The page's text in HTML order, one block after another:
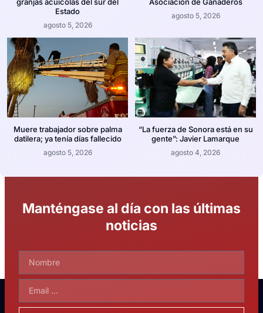
Estado
agosto 5, 2026
agosto 5, 2026
Muere trabajador sobre palma
datilera; ya tenía días fallecido
agosto 5, 2026
“La fuerza de Sonora está en su
gente”: Javier Lamarque
agosto 4, 2026
Manténgase al día con las últimas
noticias